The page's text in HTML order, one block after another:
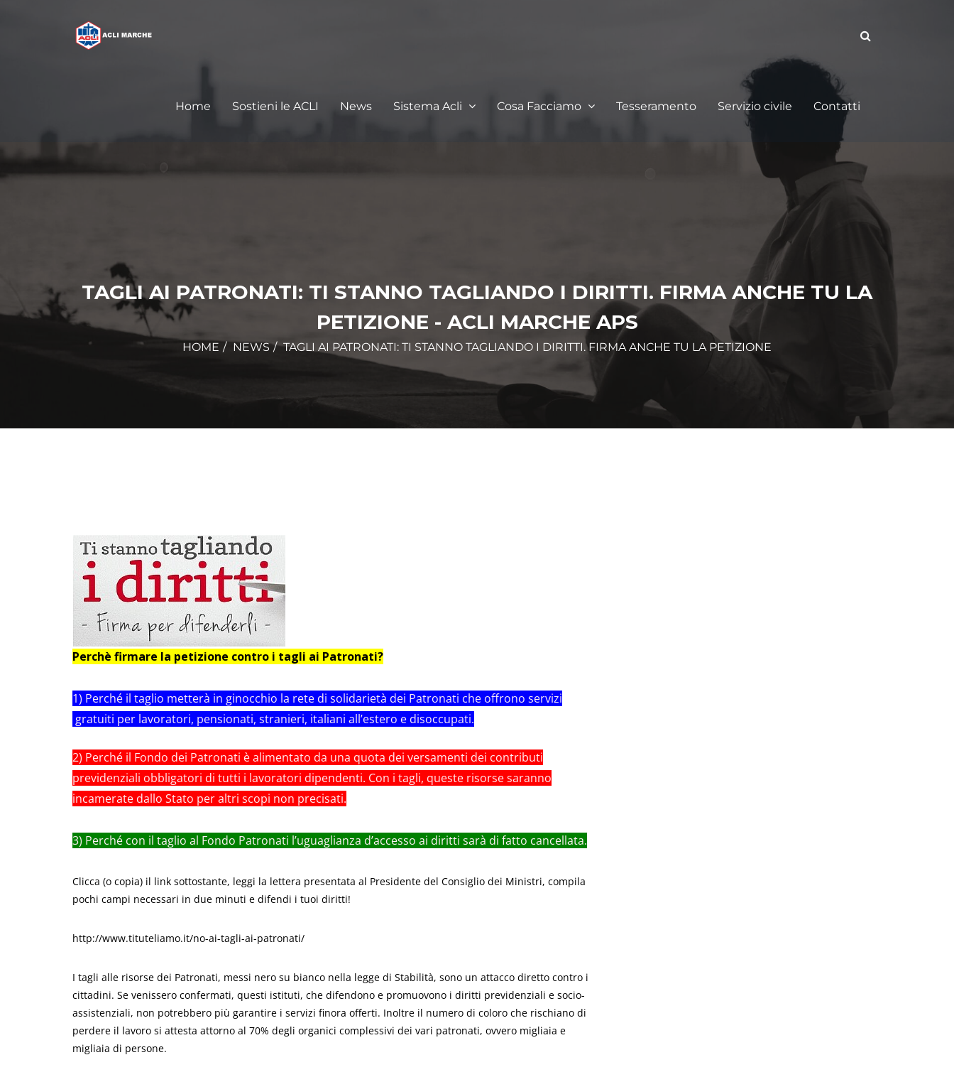
Home Sostieni le ACLI News Sistema Acli Cosa Facciamo Tesseramento Servizio civile Contatti
TAGLI AI PATRONATI: TI STANNO TAGLIANDO I DIRITTI. FIRMA ANCHE TU LA
PETIZIONE - ACLI MARCHE APS
HOME NEWS TAGLI AI PATRONATI: TI STANNO TAGLIANDO I DIRITTI. FIRMA ANCHE TU LA PETIZIONE
Perchè firmare la petizione contro i tagli ai Patronati?
1) Perché il taglio metterà in ginocchio la rete di solidarietà dei Patronati che offrono servizi
gratuiti per lavoratori, pensionati, stranieri, italiani all’estero e disoccupati.
2) Perché il Fondo dei Patronati è alimentato da una quota dei versamenti dei contributi
previdenziali obbligatori di tutti i lavoratori dipendenti. Con i tagli, queste risorse saranno
incamerate dallo Stato per altri scopi non precisati.
3) Perché con il taglio al Fondo Patronati l’uguaglianza d’accesso ai diritti sarà di fatto cancellata.
Clicca (o copia) il link sottostante, leggi la lettera presentata al Presidente del Consiglio dei Ministri, compila
pochi campi necessari in due minuti e difendi i tuoi diritti!
http://www.tituteliamo.it/no-ai-tagli-ai-patronati/
I tagli alle risorse dei Patronati, messi nero su bianco nella legge di Stabilità, sono un attacco diretto contro i
cittadini. Se venissero confermati, questi istituti, che difendono e promuovono i diritti previdenziali e socio-
assistenziali, non potrebbero più garantire i servizi finora offerti. Inoltre il numero di coloro che rischiano di
perdere il lavoro si attesta attorno al 70% degli organici complessivi dei vari patronati, ovvero migliaia e
migliaia di persone.